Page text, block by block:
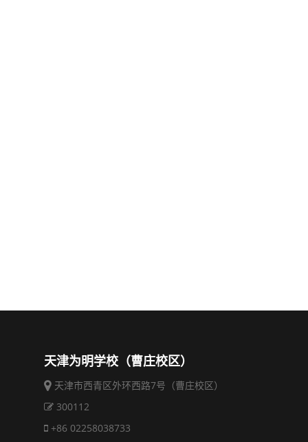
天津为明学校（曹庄校区）
天津市西青区外环西路7号（曹庄校区）
300112
+86 02258038733